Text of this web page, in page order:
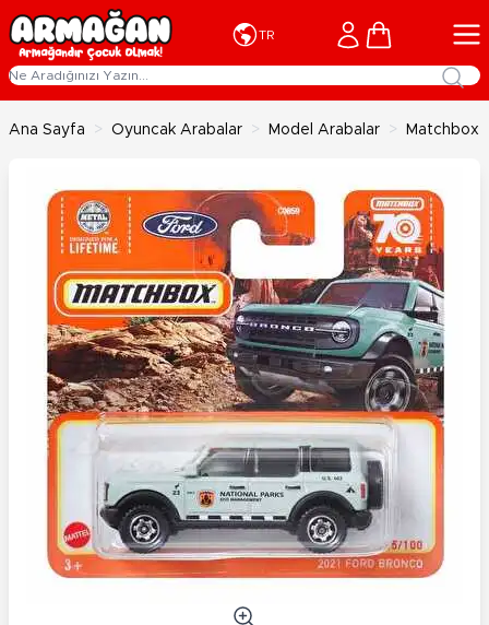
İçeriğe geç
TR Cart
Ana Sayfa > Oyuncak Arabalar > Model Arabalar > Matchbox